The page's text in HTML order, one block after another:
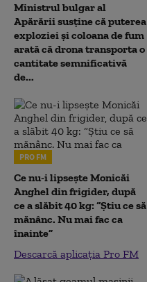
Ministrul bulgar al
Apărării susține că puterea
exploziei și coloana de fum
arată că drona transporta o
cantitate semnificativă
de...
PRO FM
Ce nu-i lipsește Monicăi
Anghel din frigider, după
ce a slăbit 40 kg: “Știu ce să
mănânc. Nu mai fac ca
înainte”
Descarcă aplicația Pro FM